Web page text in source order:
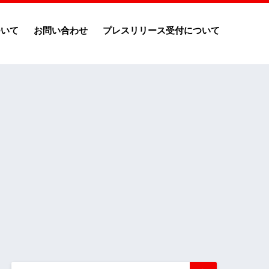
て お問い合わせ プレスリリース受付について